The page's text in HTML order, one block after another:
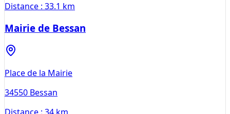
Distance : 33.1 km
Mairie de Bessan
Place de la Mairie
34550 Bessan
Distance : 34 km